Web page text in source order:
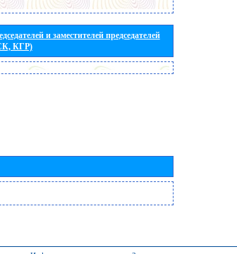
и заместителей председателей
КГР)